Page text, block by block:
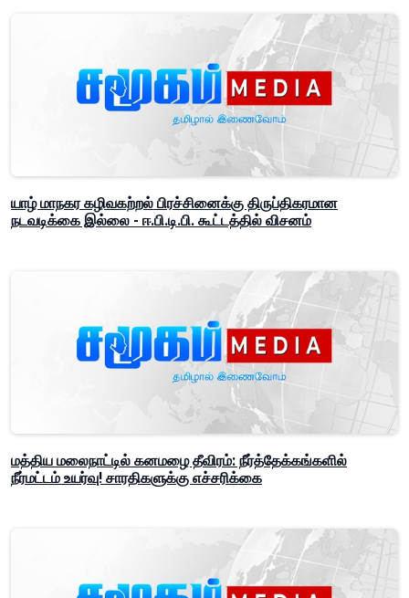
யாழ் மாநகர கழிவகற்றல் பிரச்சினைக்கு திருப்திகரமான
நடவடிக்கை இல்லை - ஈ.பி.டி.பி. கூட்டத்தில் விசனம்
மத்திய மலைநாட்டில் கனமழை தீவிரம்: நீர்த்தேக்கங்களில்
நீர்மட்டம் உயர்வு! சாரதிகளுக்கு எச்சரிக்கை